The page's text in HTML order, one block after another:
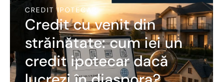
CREDIT IPOTECAR
Credit cu venit din
străinătate: cum iei un
credit ipotecar dacă